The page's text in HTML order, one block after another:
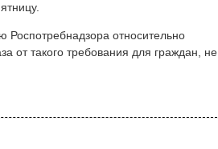
Роспотребнадзора относительно
от такого требования для граждан, не